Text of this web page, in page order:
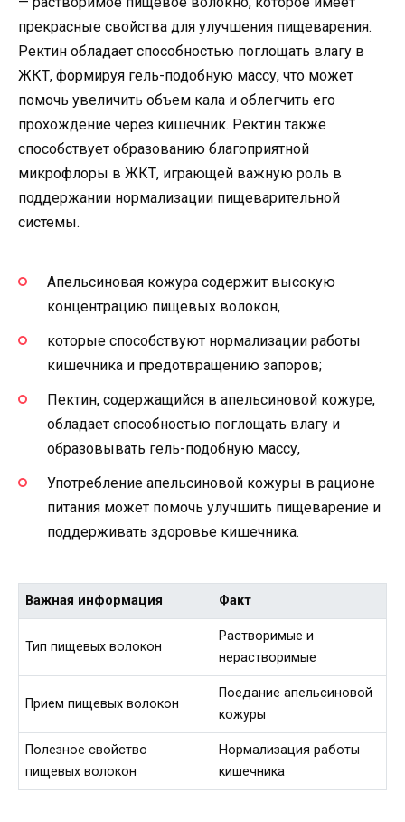
прекрасные свойства для улучшения пищеварения.
Pектин обладает способностью поглощать влагу в
ЖКТ, формируя гель-подобную массу, что может
помочь увеличить объем кала и облегчить его
прохождение через кишечник. Pектин также
способствует образованию благоприятной
микрофлоры в ЖКТ, играющей важную роль в
поддержании нормализации пищеварительной
системы.
Апельсиновая кожура содержит высокую
концентрацию пищевых волокон,
которые способствуют нормализации работы
кишечника и предотвращению запоров;
Пектин, содержащийся в апельсиновой кожуре,
обладает способностью поглощать влагу и
образовывать гель-подобную массу,
Употребление апельсиновой кожуры в рационе
питания может помочь улучшить пищеварение и
поддерживать здоровье кишечника.
Важная информация Факт
Тип пищевых волокон
Растворимые и
нерастворимые
Прием пищевых волокон
Поедание апельсиновой
кожуры
Полезное свойство
пищевых волокон
Нормализация работы
кишечника